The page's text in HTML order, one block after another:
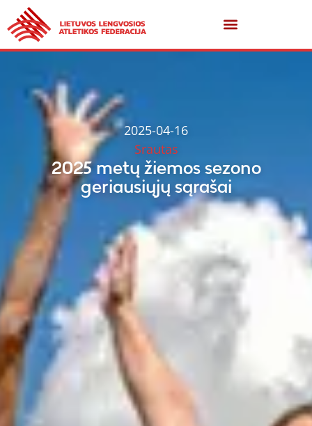
2025-04-16
Srautas
2025 metų žiemos sezono
geriausiųjų sąrašai